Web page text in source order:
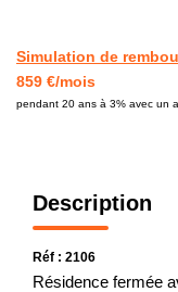
Simulation de
859 €/mois
pendant 20 ans à 3% avec un
Description
Réf : 2106
Résidence fermée